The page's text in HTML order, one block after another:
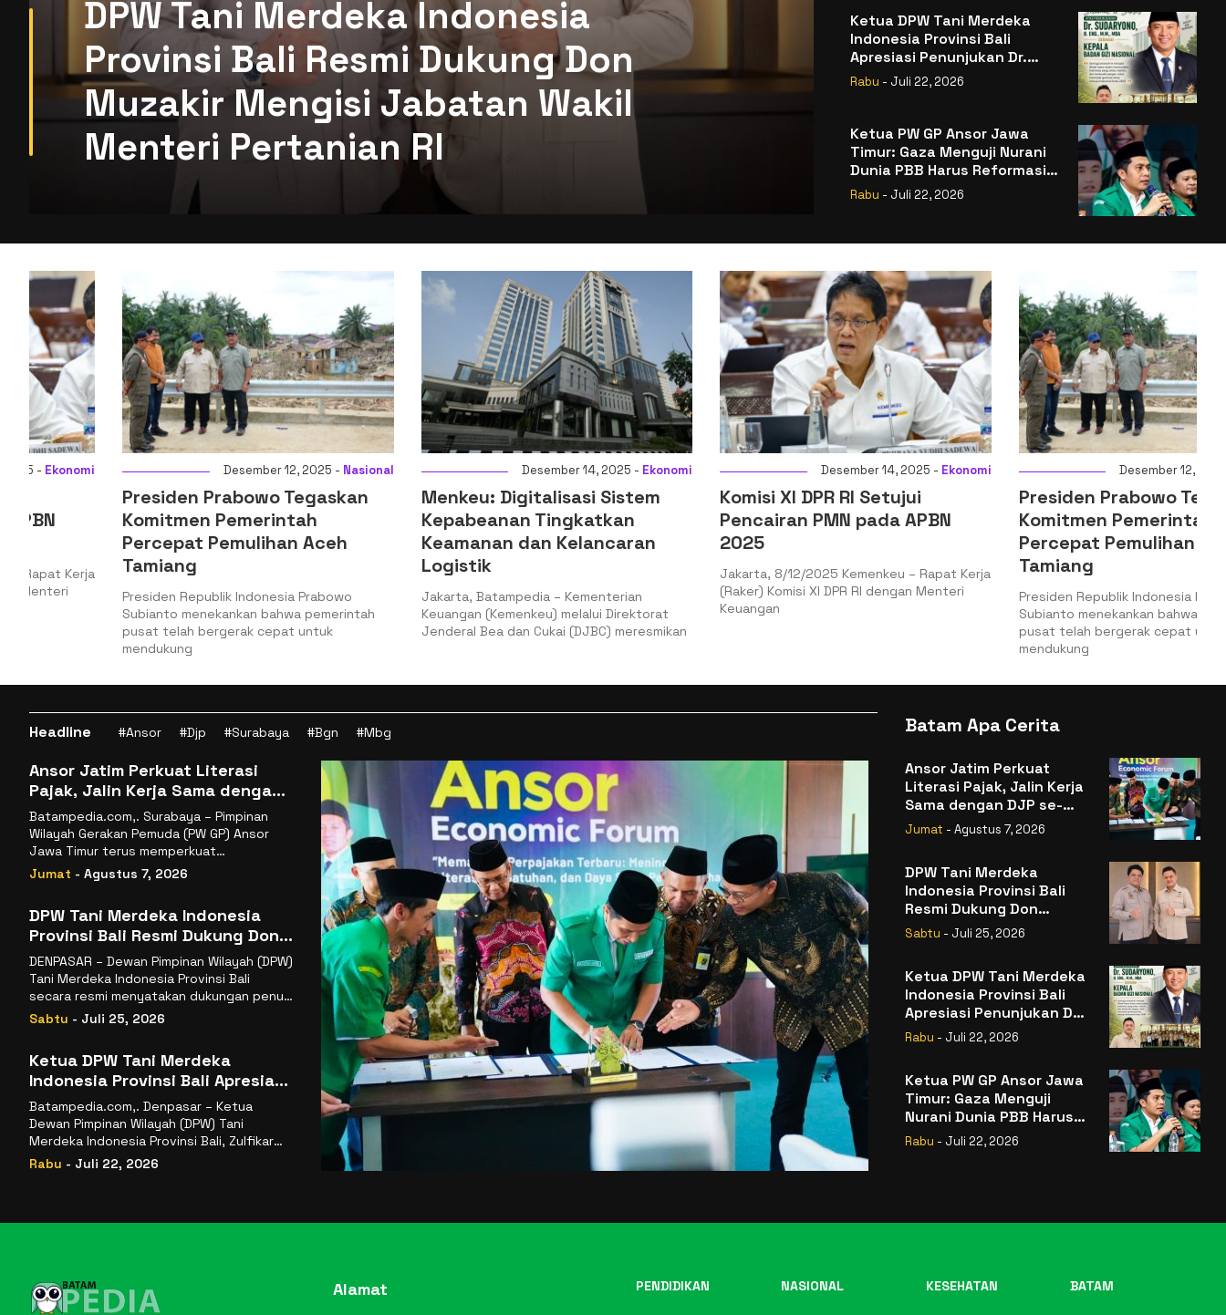
DPW Tani Merdeka Indonesia
Provinsi Bali Resmi Dukung Don
Muzakir Mengisi Jabatan Wakil
Menteri Pertanian RI
Ketua DPW Tani Merdeka
Indonesia Provinsi Bali
Apresiasi Penunjukan Dr.
Sudaryono sebagai Kepala
Badan Gizi Nasional
Rabu - Juli 22, 2026
Ketua PW GP Ansor Jawa
Timur: Gaza Menguji Nurani
Dunia PBB Harus Reformasi
Total atau Kehilangan
Rabu - Juli 22, 2026
Desember 12, 2025 -Nasional
Presiden Prabowo Tegaskan
Komitmen Pemerintah
Percepat Pemulihan Aceh
Tamiang
Presiden Republik Indonesia Prabowo
Subianto menekankan bahwa pemerintah
pusat telah bergerak cepat untuk
Desember 14, 2025 -Ekonomi
Menkeu: Digitalisasi Sistem
Kepabeanan Tingkatkan
Keamanan dan Kelancaran
Jakarta, Batampedia – Kementerian
Keuangan (Kemenkeu) melalui Direktorat
Jenderal Bea dan Cukai (DJBC) meresmikan
Desember 14, 2025 -Ekonomi
Komisi XI DPR RI Setujui
Pencairan PMN pada APBN
2025
Jakarta, 8/12/2025 Kemenkeu – Rapat Kerja
(Raker) Komisi XI DPR RI dengan Menteri
Keuangan
Desember 12, 2025 -Nasional
Presiden Prabowo Tegaskan
Komitmen Pemerintah
Percepat Pemulihan Aceh
Tamiang
Presiden Republik Indonesia Prabowo
Subianto menekankan bahwa pemerintah
pusat telah bergerak cepat untuk
Headline #Ansor #Djp #Surabaya #Bgn #Mbg
Ansor Jatim Perkuat Literasi
Pajak, Jalin Kerja Sama dengan
DJP se-Jatim
Batampedia.com,. Surabaya – Pimpinan
Wilayah Gerakan Pemuda (PW GP) Ansor
Jawa Timur terus memperkuat
komitmennya dalam membangun
kemandirian ekonomi
Jumat - Agustus 7, 2026
DPW Tani Merdeka Indonesia
Provinsi Bali Resmi Dukung Don
Muzakir Mengisi Jabatan Wakil
Menteri Pertanian RI
DENPASAR – Dewan Pimpinan Wilayah (DPW)
Tani Merdeka Indonesia Provinsi Bali
secara resmi menyatakan dukungan penuh
kepada Ketua Umum
Sabtu - Juli 25, 2026
Ketua DPW Tani Merdeka
Indonesia Provinsi Bali Apresiasi
Penunjukan Dr. Sudaryono
sebagai Kepala Badan Gizi
Nasional
Batampedia.com,. Denpasar – Ketua
Dewan Pimpinan Wilayah (DPW) Tani
Merdeka Indonesia Provinsi Bali, Zulfikar
Wijaya, S.E., menyampaikan ucapan
Rabu - Juli 22, 2026
Batam Apa Cerita
Ansor Jatim Perkuat
Literasi Pajak, Jalin Kerja
Sama dengan DJP se-
Jatim
Jumat - Agustus 7, 2026
DPW Tani Merdeka
Indonesia Provinsi Bali
Resmi Dukung Don
Muzakir Mengisi Jabatan
Wakil Menteri Pertanian
Sabtu - Juli 25, 2026
Ketua DPW Tani Merdeka
Indonesia Provinsi Bali
Apresiasi Penunjukan Dr.
Sudaryono sebagai
Kepala Badan Gizi
Rabu - Juli 22, 2026
Ketua PW GP Ansor Jawa
Timur: Gaza Menguji
Nurani Dunia PBB Harus
Reformasi Total atau
Kehilangan Legitimasi
Rabu - Juli 22, 2026
Alamat PENDIDIKAN NASIONAL KESEHATAN BATAM